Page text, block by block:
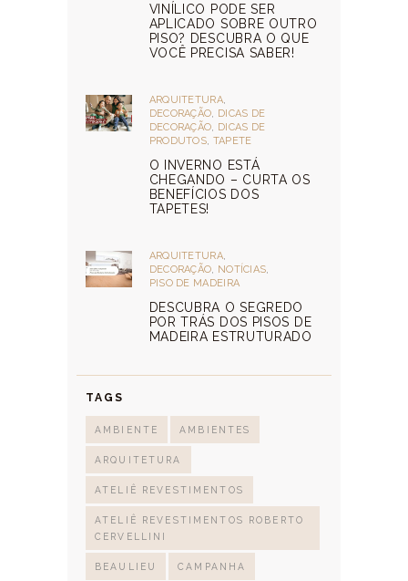
VINÍLICO PODE SER
APLICADO SOBRE OUTRO
PISO? DESCUBRA O QUE
VOCÊ PRECISA SABER!
ARQUITETURA,
DECORAÇÃO, DICAS DE
DECORAÇÃO, DICAS DE
PRODUTOS, TAPETE
O INVERNO ESTÁ
CHEGANDO – CURTA OS
BENEFÍCIOS DOS
TAPETES!
ARQUITETURA,
DECORAÇÃO, NOTÍCIAS,
PISO DE MADEIRA
DESCUBRA O SEGREDO
POR TRÁS DOS PISOS DE
MADEIRA ESTRUTURADO
TAGS
AMBIENTE AMBIENTES
ARQUITETURA
ATELIÊ REVESTIMENTOS
ATELIÊ REVESTIMENTOS ROBERTO
CERVELLINI
BEAULIEU CAMPANHA